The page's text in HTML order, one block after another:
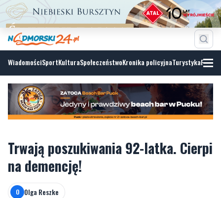
WiadomościSportKulturaSpołeczeństwoKronika policyjnaTurystyka
Trwają poszukiwania 92-latka. Cierpi
O Olga Reszke
piątek, 12 czerwca 2026, 12:30